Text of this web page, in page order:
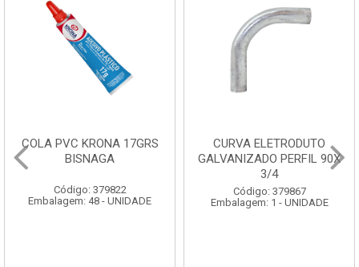
COLA PVC KRONA 17GRS
BISNAGA
Código: 379822
Embalagem: 48 - UNIDADE
CURVA ELETRODUTO
GALVANIZADO PERFIL 90X
3/4
Código: 379867
Embalagem: 1 - UNIDADE